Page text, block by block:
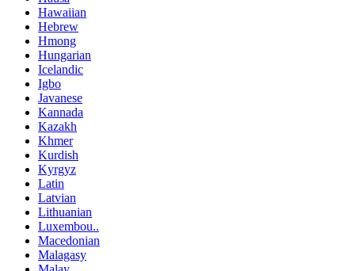
Hawaiian
Hebrew
Hmong
Hungarian
Icelandic
Igbo
Javanese
Kannada
Kazakh
Khmer
Kurdish
Kyrgyz
Latin
Latvian
Lithuanian
Luxembou..
Macedonian
Malagasy